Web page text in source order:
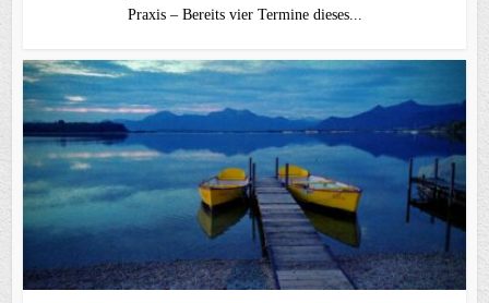
Praxis – Bereits vier Termine dieses...